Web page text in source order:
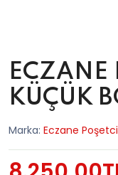
ECZANE
KÜÇÜK
Marka: Eczane